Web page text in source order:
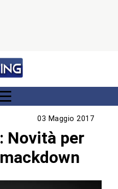
03 Maggio 2017
Novità per